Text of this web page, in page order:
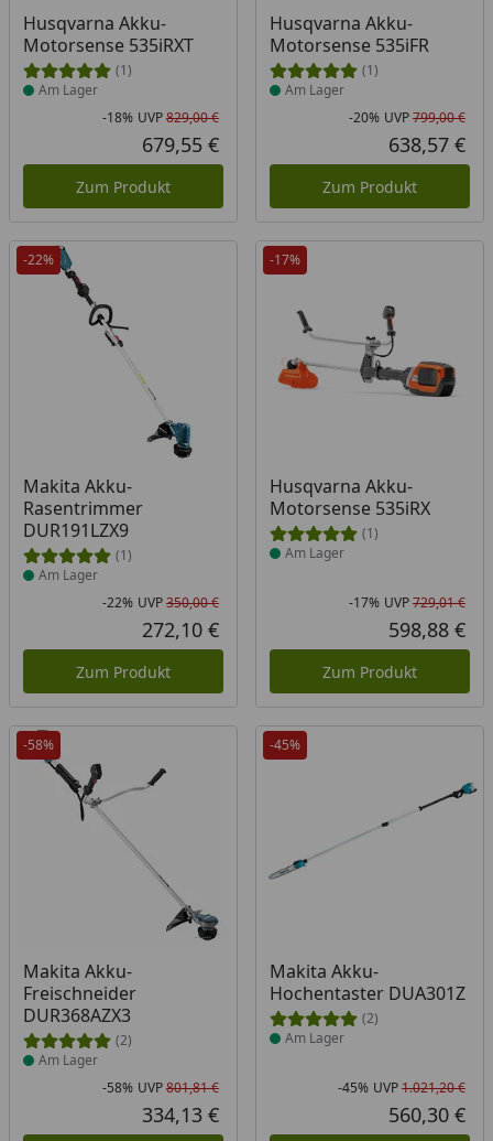
Husqvarna Akku-
Motorsense 535iRXT
(1)
Produkt am Lager
Am Lager
Rabatt in Prozent
-18%
Ursprünglicher Preis
UVP829,00 €
Aktueller Preis
679,55 €
Zum Produkt
Husqvarna Akku-
Motorsense 535iFR
(1)
Produkt am Lager
Am Lager
-20% UVP799,00 €
638,57 €
Zum Produkt
-22%
Makita Akku-
Rasentrimmer
DUR191LZX9
(1)
Produkt am Lager
Am Lager
Rabatt in Prozent
-22%
Ursprünglicher Preis
UVP350,00 €
Aktueller Preis
272,10 €
Zum Produkt
-17%
Husqvarna Akku-
Motorsense 535iRX
(1)
Produkt am Lager
Am Lager
-17% UVP729,01 €
598,88 €
Zum Produkt
-58%
Makita Akku-
Freischneider
DUR368AZX3
(2)
Produkt am Lager
Am Lager
Rabatt in Prozent
-58%
Ursprünglicher Preis
UVP801,81 €
Aktueller Preis
334,13 €
-45%
Makita Akku-
Hochentaster DUA301Z
(2)
Produkt am Lager
Am Lager
-45% UVP1.021,20 €
560,30 €